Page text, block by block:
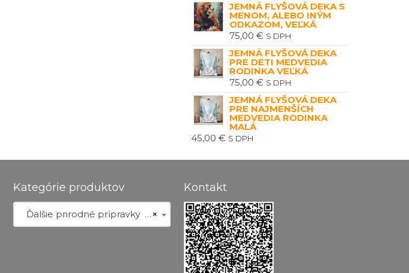
JEMNÁ FLYŠOVÁ DEKA S
MENOM, ALEBO INÝM
ODKAZOM, VEĽKÁ
75,00 € S DPH
JEMNÁ FLYŠOVÁ DEKA
PRE DETI MEDVEDIA
RODINKA VEĽKÁ
75,00 € S DPH
JEMNÁ FLYŠOVÁ DEKA
PRE NAJMENŠÍCH
MEDVEDIA RODINKA
MALÁ
45,00 € S DPH
Kategórie produktov
×
Ďalšie prirodné prípravky (8)
Kontakt